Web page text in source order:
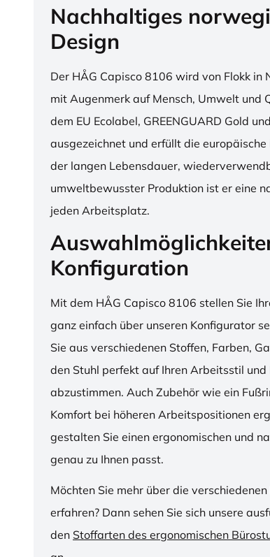
Nachhaltiges
Design
Der HÅG Capisco 8106 wird von Flokk in
mit Augenmerk auf Mensch, Umwelt und
dem EU Ecolabel, GREENGUARD Gold
ausgezeichnet und erfüllt die
der langen Lebensdauer,
umweltbewusster Produktion ist er eine
jeden Arbeitsplatz.
Konfiguration
Mit dem HÅG Capisco 8106 stellen Sie
ganz einfach über unseren Konfigurator
Sie aus verschiedenen Stoffen, Farben,
den Stuhl perfekt auf Ihren Arbeitsstil und
abzustimmen. Auch Zubehör wie ein
Komfort bei höheren Arbeitspositionen
gestalten Sie einen ergonomischen und
genau zu Ihnen passt.
Möchten Sie mehr über die
erfahren? Dann sehen Sie sich unsere
den Stoffarten des ergonomischen